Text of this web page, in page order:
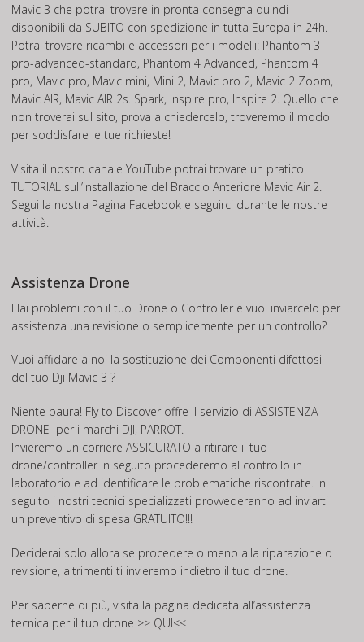
Mavic 3 che potrai trovare in pronta consegna quindi
disponibili da SUBITO con spedizione in tutta Europa in 24h.
Potrai trovare ricambi e accessori per i modelli: Phantom 3
pro-advanced-standard, Phantom 4 Advanced, Phantom 4
pro, Mavic pro, Mavic mini, Mini 2, Mavic pro 2, Mavic 2 Zoom,
Mavic AIR, Mavic AIR 2s. Spark, Inspire pro, Inspire 2. Quello che
non troverai sul sito, prova a chiedercelo, troveremo il modo
per soddisfare le tue richieste!
Visita il nostro canale YouTube potrai trovare un pratico
TUTORIAL sull’installazione del Braccio Anteriore Mavic Air 2.
Segui la nostra Pagina Facebook e seguirci durante le nostre
attività.
Assistenza Drone
Hai problemi con il tuo Drone o Controller e vuoi inviarcelo per
assistenza una revisione o semplicemente per un controllo?
Vuoi affidare a noi la sostituzione dei Componenti difettosi
del tuo Dji Mavic 3 ?
Niente paura! Fly to Discover offre il servizio di ASSISTENZA
DRONE per i marchi DJI, PARROT.
Invieremo un corriere ASSICURATO a ritirare il tuo
drone/controller in seguito procederemo al controllo in
laboratorio e ad identificare le problematiche riscontrate. In
seguito i nostri tecnici specializzati provvederanno ad inviarti
un preventivo di spesa GRATUITO!!!
Deciderai solo allora se procedere o meno alla riparazione o
revisione, altrimenti ti invieremo indietro il tuo drone.
Per saperne di più, visita la pagina dedicata all’assistenza
tecnica per il tuo drone >> QUI<<